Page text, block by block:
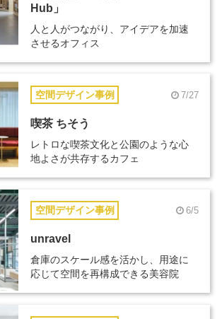
Hub」
人と人がつながり、アイデアを加速
させるオフィス
空間デザイン事例 7/27
喫茶 ちそう
レトロな喫茶文化と公園のような心
地よさが共存するカフェ
空間デザイン事例 6/5
unravel
倉庫のスケール感を活かし、用途に
応じて空間を再構成できる美容院